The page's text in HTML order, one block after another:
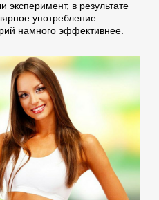
в результате
употребление
намного эффективнее.